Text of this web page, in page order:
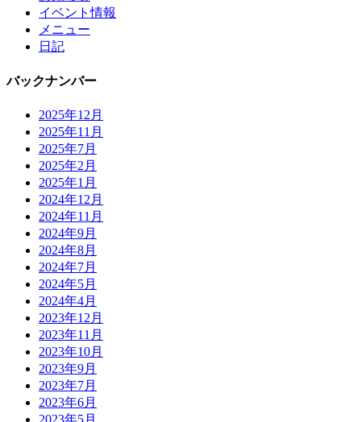
イベント情報
メニュー
日記
バックナンバー
2025年12月
2025年11月
2025年7月
2025年2月
2025年1月
2024年12月
2024年11月
2024年9月
2024年8月
2024年7月
2024年5月
2024年4月
2023年12月
2023年11月
2023年10月
2023年9月
2023年7月
2023年6月
2023年5月